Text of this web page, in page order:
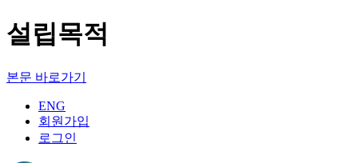
설립목적
본문 바로가기
ENG
회원가입
로그인